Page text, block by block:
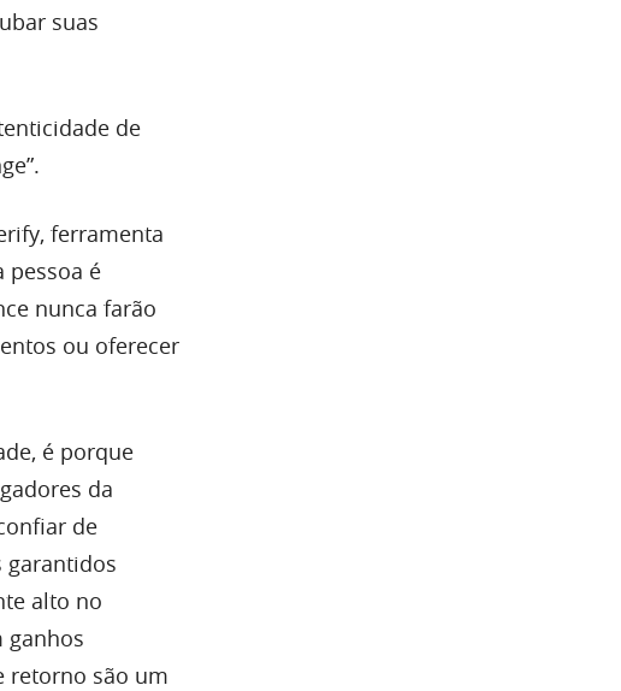
suas
de
ferramenta
pessoa é
nunca farão
ou oferecer
é porque
da
de
garantidos
alto no
ganhos
retorno são um